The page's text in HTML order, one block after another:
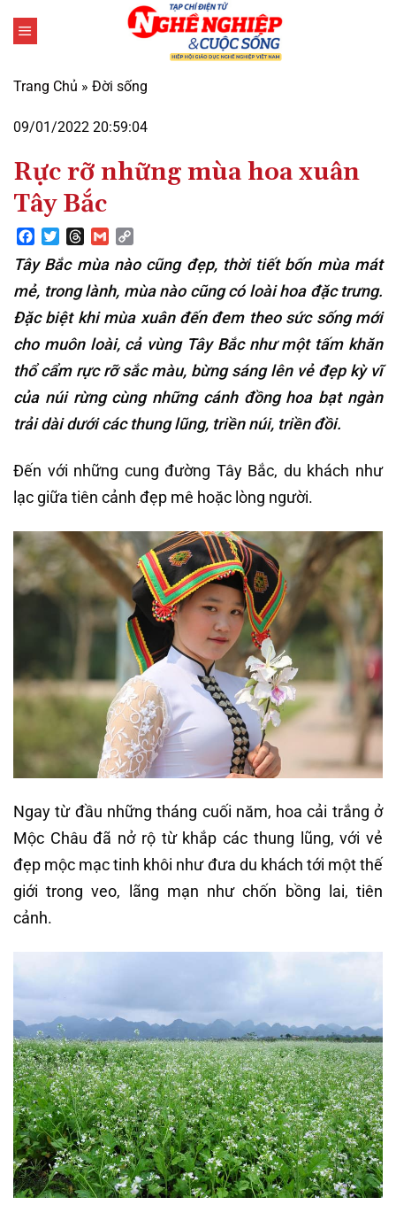
qua
dung
Trang Chủ » Đời sống
09/01/2022 20:59:04
Rực rỡ những mùa hoa xuân
Tây Bắc
Facebook
TwitterThreads
Gmail
Link
Tây Bắc mùa nào cũng đẹp, thời tiết bốn mùa mát
mẻ, trong lành, mùa nào cũng có loài hoa đặc trưng.
Đặc biệt khi mùa xuân đến đem theo sức sống mới
cho muôn loài, cả vùng Tây Bắc như một tấm khăn
thổ cẩm rực rỡ sắc màu, bừng sáng lên vẻ đẹp kỳ vĩ
của núi rừng cùng những cánh đồng hoa bạt ngàn
trải dài dưới các thung lũng, triền núi, triền đồi.
Đến với những cung đường Tây Bắc, du khách như
lạc giữa tiên cảnh đẹp mê hoặc lòng người.
Ngay từ đầu những tháng cuối năm, hoa cải trắng ở
Mộc Châu đã nở rộ từ khắp các thung lũng, với vẻ
đẹp mộc mạc tinh khôi như đưa du khách tới một thế
giới trong veo, lãng mạn như chốn bồng lai, tiên
cảnh.